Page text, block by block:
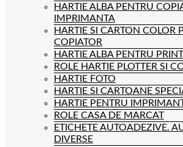
HARTIE ALBA PENTRU
IMPRIMANTA
HARTIE SI CARTON COLOR
COPIATOR
HARTIE ALBA PENTRU
ROLE HARTIE PLOTTER SI
HARTIE FOTO
HARTIE SI CARTOANE
HARTIE PENTRU
ROLE CASA DE MARCAT
ETICHETE AUTOADEZIVE.
DIVERSE